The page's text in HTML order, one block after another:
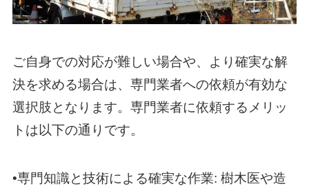
ご自身での対応が難しい場合や、より確実な解
決を求める場合は、専門業者への依頼が有効な
選択肢となります。専門業者に依頼するメリッ
トは以下の通りです。
•専門知識と技術による確実な作業: 樹木医や造